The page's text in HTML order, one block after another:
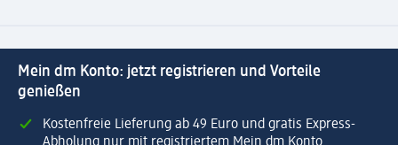
Mein dm Konto: jetzt registrieren und Vorteile
genießen
Kostenfreie Lieferung ab 49 Euro und gratis Express-
Abholung nur mit registriertem Mein dm Konto